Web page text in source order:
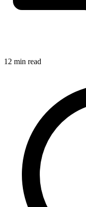
12 min read